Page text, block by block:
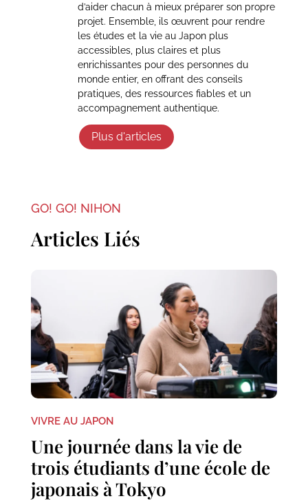
d’aider chacun à mieux préparer son propre
projet. Ensemble, ils œuvrent pour rendre
les études et la vie au Japon plus
accessibles, plus claires et plus
enrichissantes pour des personnes du
monde entier, en offrant des conseils
pratiques, des ressources fiables et un
accompagnement authentique.
Plus d'articles
GO! GO! NIHON
Articles Liés
VIVRE AU JAPON
Une journée dans la vie de
trois étudiants d’une école de
japonais à Tokyo